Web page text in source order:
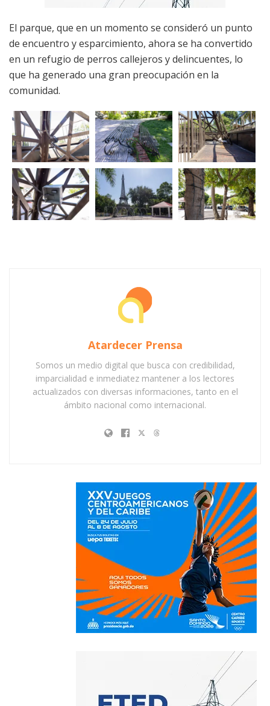
El parque, que en un momento se consideró un punto
de encuentro y esparcimiento, ahora se ha convertido
en un refugio de perros callejeros y delincuentes, lo
que ha generado una gran preocupación en la
comunidad.
Atardecer Prensa
Somos un medio digital que busca con credibilidad,
imparcialidad e inmediatez mantener a los lectores
actualizados con diversas informaciones, tanto en el
ámbito nacional como internacional.